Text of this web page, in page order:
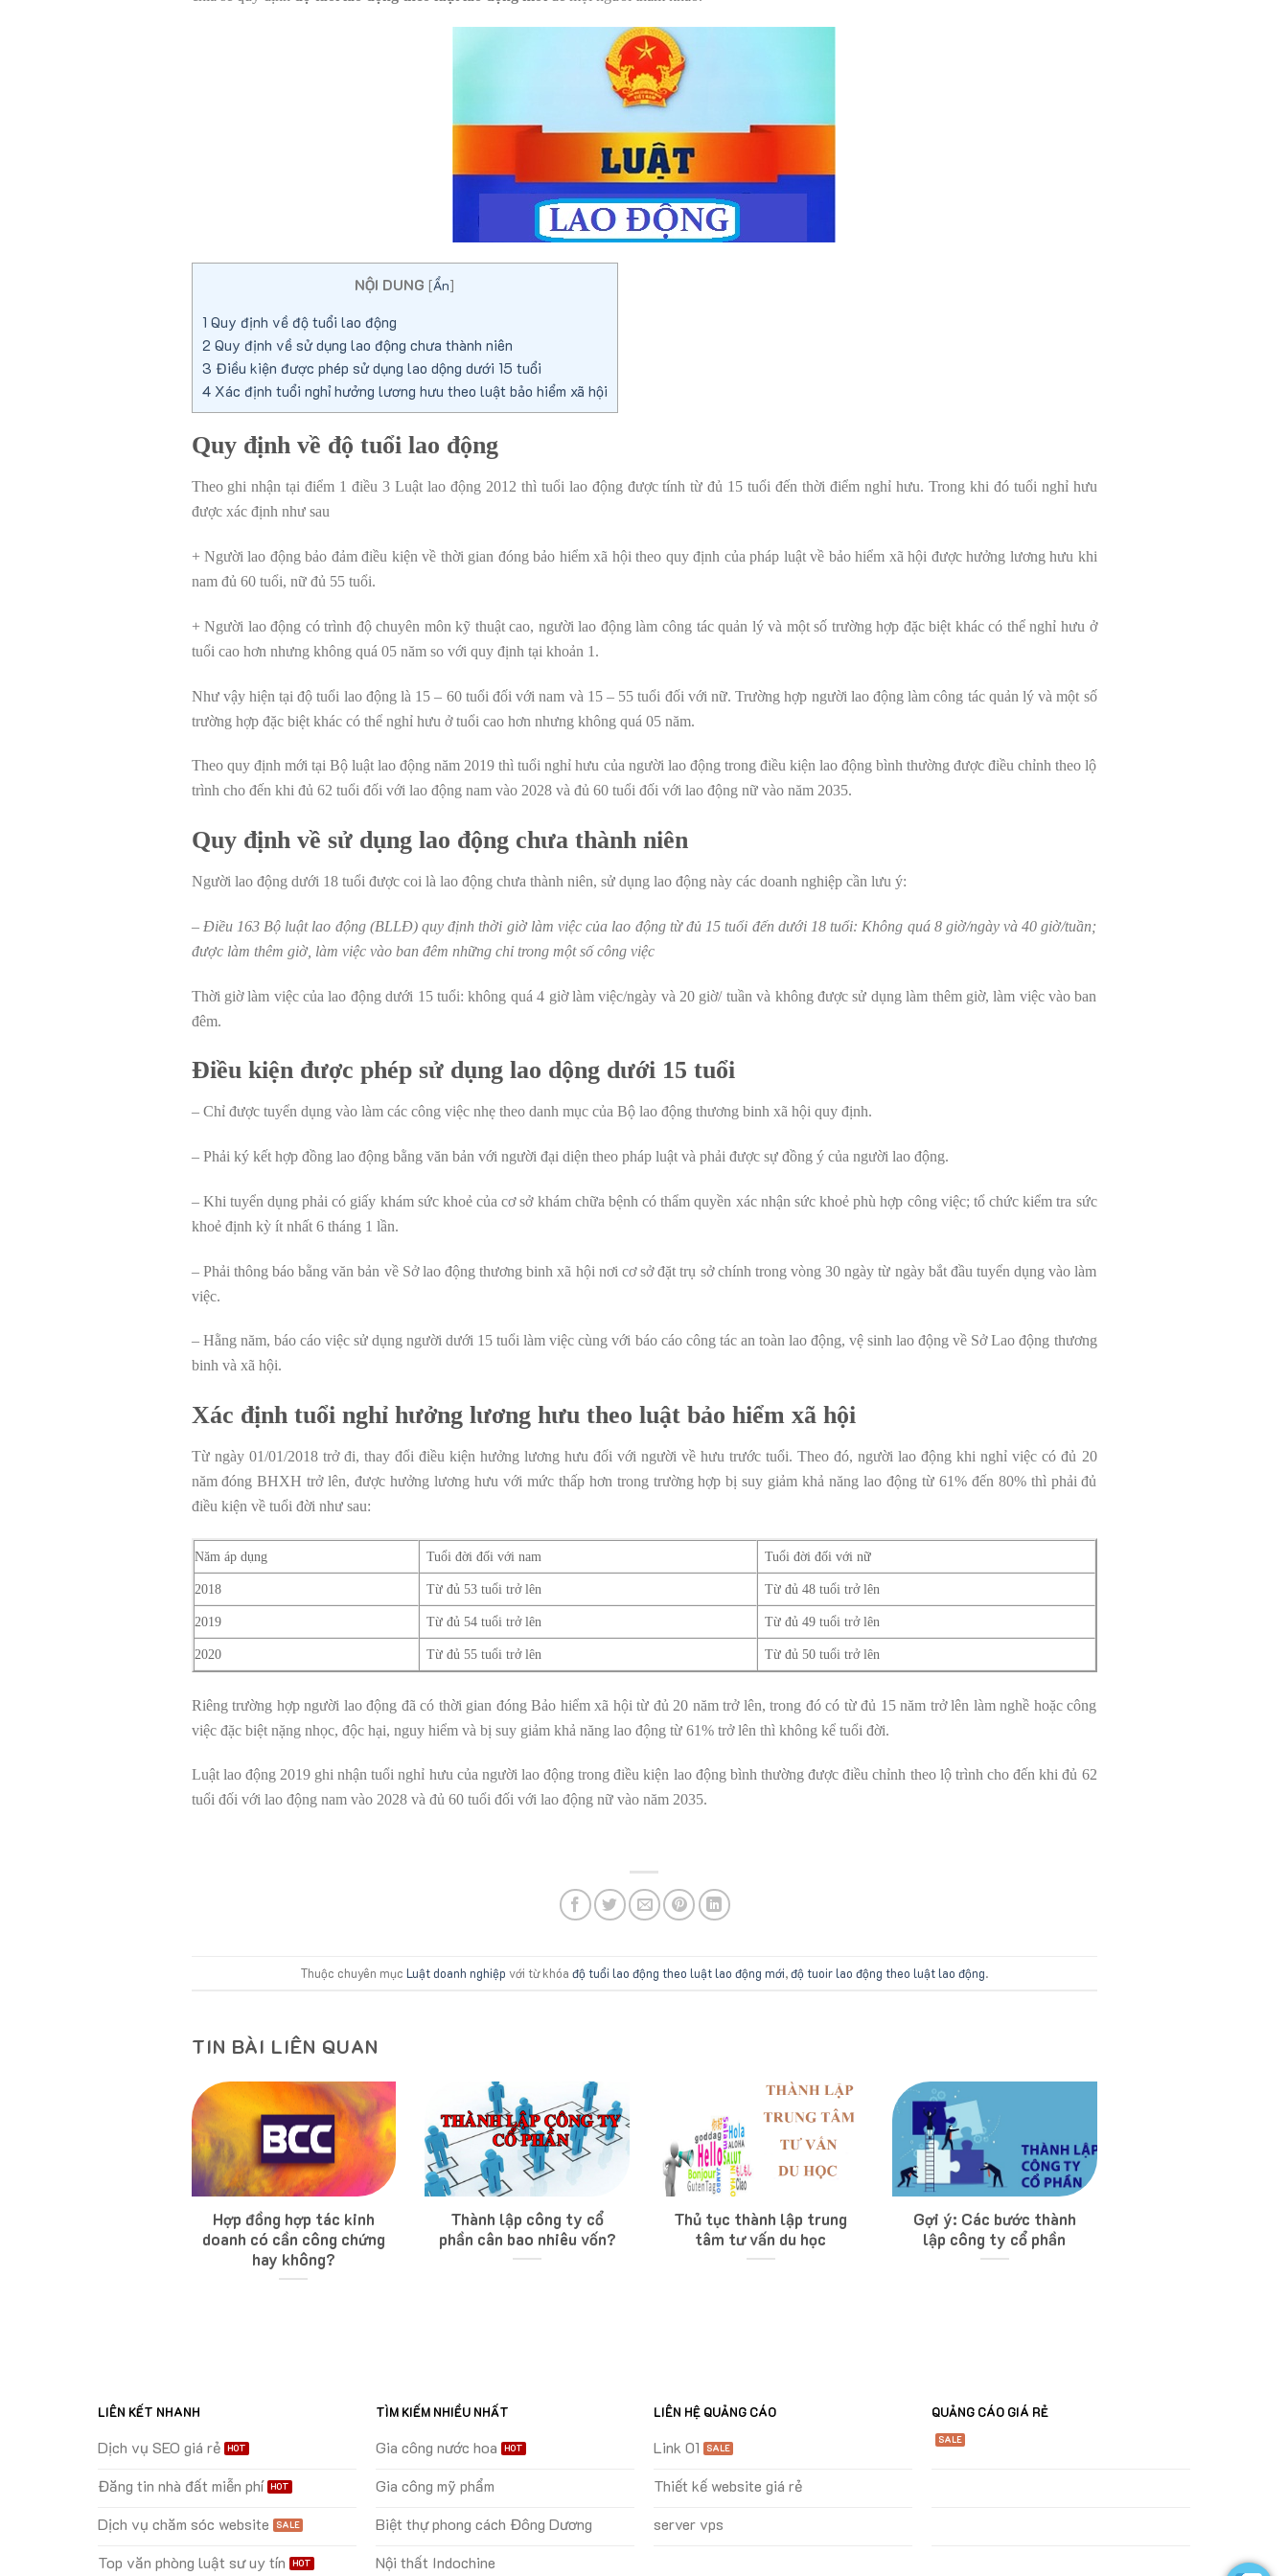
NỘI DUNG [Ẩn]
1 Quy định về độ tuổi lao động
2 Quy định về sử dụng lao động chưa thành niên
3 Điều kiện được phép sử dụng lao dộng dưới 15 tuổi
4Xác định tuổi nghỉ hưởng lương hưu theo luật bảo hiểm xã hội
Quy định về độ tuổi lao động
Theo ghi nhận tại điểm 1 điều 3 Luật lao động 2012 thì tuổi lao động được tính từ đủ 15 tuổi đến thời điểm nghỉ hưu. Trong khi đó tuổi nghỉ hưu
được xác định như sau
+ Người lao động bảo đảm điều kiện về thời gian đóng bảo hiểm xã hội theo quy định của pháp luật về bảo hiểm xã hội được hưởng lương hưu khi
nam đủ 60 tuổi, nữ đủ 55 tuổi.
+ Người lao động có trình độ chuyên môn kỹ thuật cao, người lao động làm công tác quản lý và một số trường hợp đặc biệt khác có thể nghỉ hưu ở
tuổi cao hơn nhưng không quá 05 năm so với quy định tại khoản 1.
Như vậy hiện tại độ tuổi lao động là 15 – 60 tuổi đối với nam và 15 – 55 tuổi đối với nữ. Trường hợp người lao động làm công tác quản lý và một số
trường hợp đặc biệt khác có thể nghỉ hưu ở tuổi cao hơn nhưng không quá 05 năm.
Theo quy định mới tại Bộ luật lao động năm 2019 thì tuổi nghỉ hưu của người lao động trong điều kiện lao động bình thường được điều chỉnh theo lộ
trình cho đến khi đủ 62 tuổi đối với lao động nam vào 2028 và đủ 60 tuổi đối với lao động nữ vào năm 2035.
Quy định về sử dụng lao động chưa thành niên
Người lao động dưới 18 tuổi được coi là lao động chưa thành niên, sử dụng lao động này các doanh nghiệp cần lưu ý:
– Điều 163 Bộ luật lao động (BLLĐ) quy định thời giờ làm việc của lao động từ đủ 15 tuổi đến dưới 18 tuổi: Không quá 8 giờ/ngày và 40 giờ/tuần;
được làm thêm giờ, làm việc vào ban đêm những chỉ trong một số công việc
Thời giờ làm việc của lao động dưới 15 tuổi: không quá 4 giờ làm việc/ngày và 20 giờ/ tuần và không được sử dụng làm thêm giờ, làm việc vào ban
đêm.
Điều kiện được phép sử dụng lao dộng dưới 15 tuổi
– Chỉ được tuyển dụng vào làm các công việc nhẹ theo danh mục của Bộ lao động thương binh xã hội quy định.
– Phải ký kết hợp đồng lao động bằng văn bản với người đại diện theo pháp luật và phải được sự đồng ý của người lao động.
– Khi tuyển dụng phải có giấy khám sức khoẻ của cơ sở khám chữa bệnh có thẩm quyền xác nhận sức khoẻ phù hợp công việc; tổ chức kiểm tra sức
khoẻ định kỳ ít nhất 6 tháng 1 lần.
– Phải thông báo bằng văn bản về Sở lao động thương binh xã hội nơi cơ sở đặt trụ sở chính trong vòng 30 ngày từ ngày bắt đầu tuyển dụng vào làm
việc.
– Hằng năm, báo cáo việc sử dụng người dưới 15 tuổi làm việc cùng với báo cáo công tác an toàn lao động, vệ sinh lao động về Sở Lao động thương
binh và xã hội.
Xác định tuổi nghỉ hưởng lương hưu theo luật bảo hiểm xã hội
Từ ngày 01/01/2018 trở đi, thay đổi điều kiện hưởng lương hưu đối với người về hưu trước tuổi. Theo đó, người lao động khi nghỉ việc có đủ 20
năm đóng BHXH trở lên, được hưởng lương hưu với mức thấp hơn trong trường hợp bị suy giảm khả năng lao động từ 61% đến 80% thì phải đủ
điều kiện về tuổi đời như sau:
Năm áp dụng Tuổi đời đối với nam Tuổi đời đối với nữ
2018 Từ đủ 53 tuổi trở lên Từ đủ 48 tuổi trở lên
2019 Từ đủ 54 tuổi trở lên Từ đủ 49 tuổi trở lên
2020 Từ đủ 55 tuổi trở lên Từ đủ 50 tuổi trở lên
Riêng trường hợp người lao động đã có thời gian đóng Bảo hiểm xã hội từ đủ 20 năm trở lên, trong đó có từ đủ 15 năm trở lên làm nghề hoặc công
việc đặc biệt nặng nhọc, độc hại, nguy hiểm và bị suy giảm khả năng lao động từ 61% trở lên thì không kể tuổi đời.
Luật lao động 2019 ghi nhận tuổi nghỉ hưu của người lao động trong điều kiện lao động bình thường được điều chỉnh theo lộ trình cho đến khi đủ 62
tuổi đối với lao động nam vào 2028 và đủ 60 tuổi đối với lao động nữ vào năm 2035.
Thuộc chuyên mục Luật doanh nghiệp với từ khóa độ tuổi lao động theo luật lao động mới,độ tuoir lao động theo luật lao động.
TIN BÀI LIÊN QUAN
Hợp đồng hợp tác kinh
doanh có cần công chứng
hay không?
Thành lập công ty cổ
phần cân bao nhiêu vốn?
Thủ tục thành lập trung
tâm tư vấn du học
Gợi ý: Các bước thành
lập công ty cổ phần
LIÊN KẾT NHANH
Dịch vụ SEO giá rẻ
Đăng tin nhà đất miễn phí
Dịch vụ chăm sóc website
Top văn phòng luật sư uy tín
TÌM KIẾM NHIỀU NHẤT
Gia công nước hoa
Gia công mỹ phẩm
Biệt thự phong cách Đông Dương
Nội thất Indochine
LIÊN HỆ QUẢNG CÁO
Link 01
Thiết kế website giá rẻ
server vps
QUẢNG CÁO GIÁ RẺ